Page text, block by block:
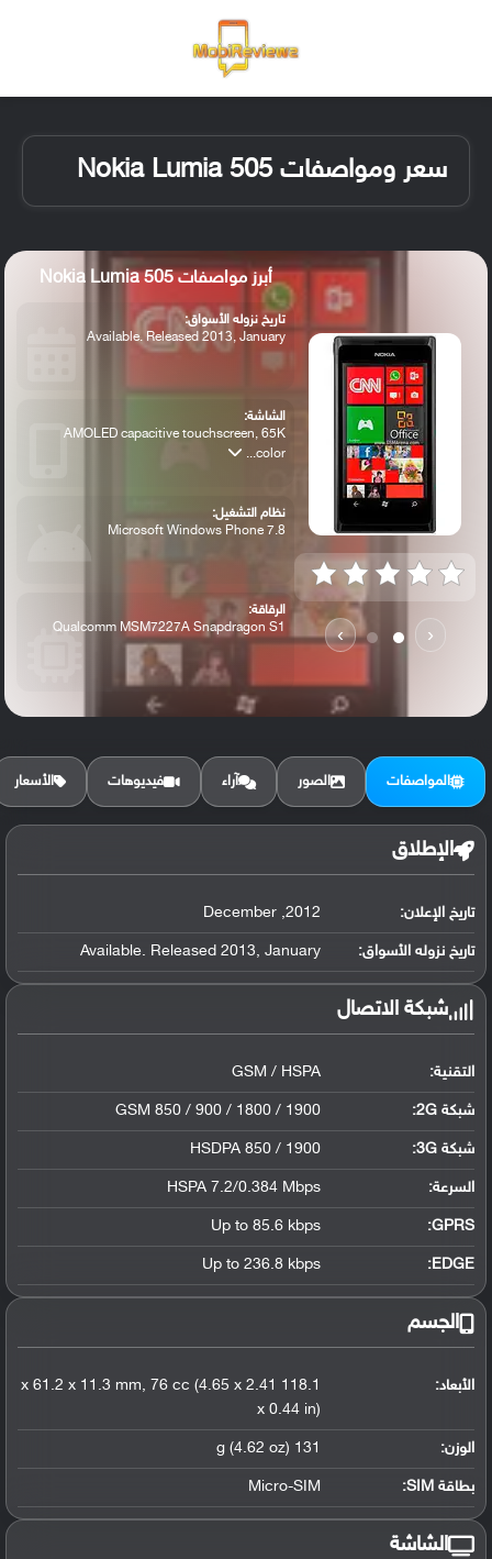
سعر ومواصفات Nokia Lumia 505
‹
›
أبرز مواصفات Nokia Lumia 505
تاريخ نزوله الأسواق:
Available. Released 2013, January
الشاشة:
AMOLED capacitive touchscreen, 65K
color...
نظام التشغيل:
Microsoft Windows Phone 7.8
الرقاقة:
Qualcomm MSM7227A Snapdragon S1
الرام / التخزين:
المواصفات الصور آراء فيديوهات الأسعار
الإطلاق
تاريخ الإعلان: 2012, December
تاريخ نزوله الأسواق: Available. Released 2013, January
شبكة الاتصال
التقنية: GSM / HSPA
شبكة 2G: GSM 850 / 900 / 1800 / 1900
شبكة 3G :
HSDPA 850 / 1900
السرعة: HSPA 7.2/0.384 Mbps
GPRS:
Up to 85.6 kbps
EDGE:
Up to 236.8 kbps
الجسم
الأبعاد:
118.1 x 61.2 x 11.3 mm, 76 cc (4.65 x 2.41
x 0.44 in)
الوزن: 131 g (4.62 oz)
بطاقة SIM: Micro-SIM
الشاشة